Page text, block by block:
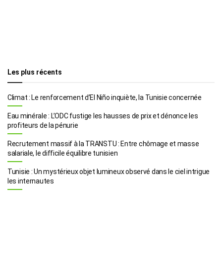
Les plus récents
Climat : Le renforcement d’El Niño inquiète, la Tunisie concernée
Eau minérale : L’ODC fustige les hausses de prix et dénonce les
profiteurs de la pénurie
Recrutement massif à la TRANSTU : Entre chômage et masse
salariale, le difficile équilibre tunisien
Tunisie : Un mystérieux objet lumineux observé dans le ciel intrigue
les internautes